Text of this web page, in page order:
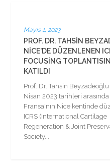
Mayıs 1, 2023
PROF. DR. TAHSIN
NICE'DE DÜZENLENEN
FOCUSING
KATILDI
Prof. Dr. Tahsin
Nisan 2023 tarihleri arasında
Fransa'nın Nice kentinde
ICRS (International Cartilage
Regeneration & Joint
Society...